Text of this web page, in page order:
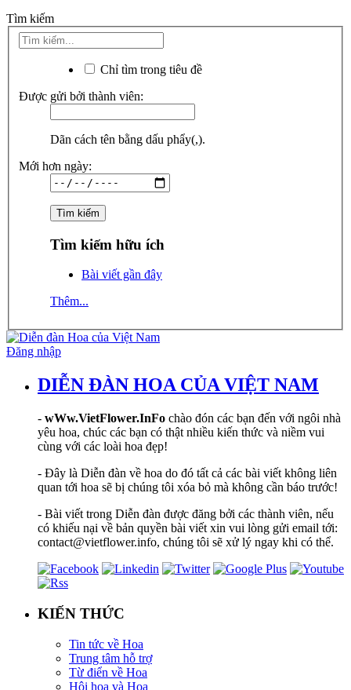
Tìm kiếm
Chỉ tìm trong tiêu đề
Được gửi bởi thành viên:
Dãn cách tên bằng dấu phẩy(,).
Mới hơn ngày:
Tìm kiếm hữu ích
Bài viết gần đây
Thêm...
Đăng nhập
DIỄN ĐÀN HOA CỦA VIỆT NAM
- wWw.VietFlower.InFo chào đón các bạn đến với ngôi nhà
yêu hoa, chúc các bạn có thật nhiều kiến thức và niềm vui
cùng với các loài hoa đẹp!
- Đây là Diễn đàn về hoa do đó tất cả các bài viết không liên
quan tới hoa sẽ bị chúng tôi xóa bỏ mà không cần báo trước!
- Bài viết trong Diễn đàn được đăng bởi các thành viên, nếu
có khiếu nại về bản quyền bài viết xin vui lòng gửi email tới:
contact@vietflower.info, chúng tôi sẽ xử lý ngay khi có thể.
KIẾN THỨC
Tin tức về Hoa
Trung tâm hỗ trợ
Từ điển về Hoa
Hội hoạ và Hoa